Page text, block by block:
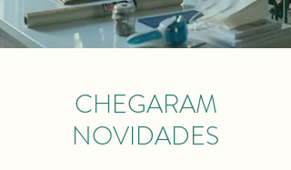
CHEGARAM
NOVIDADES